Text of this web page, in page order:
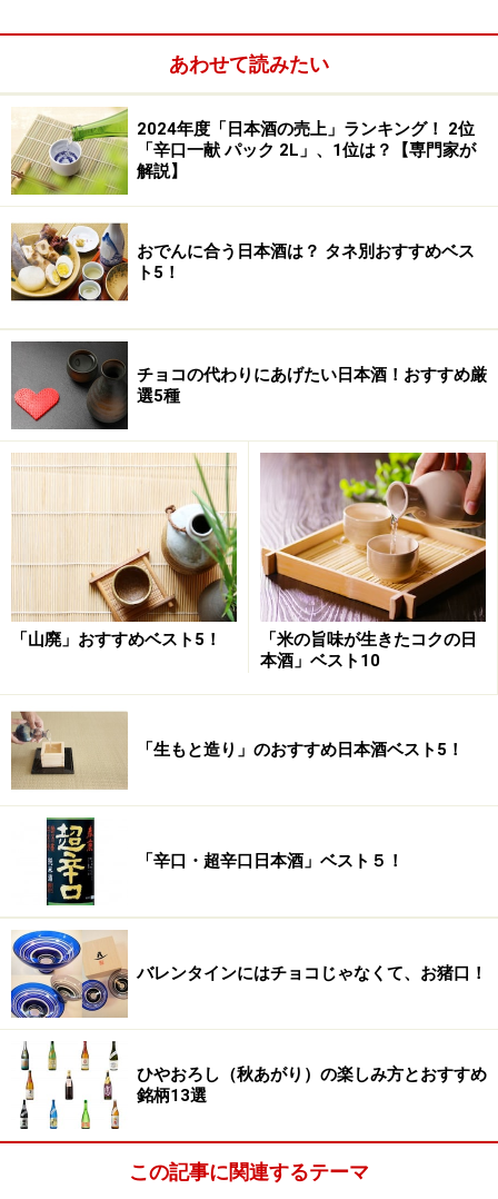
あわせて読みたい
2024年度「日本酒の売上」ランキング！ 2位
「辛口一献 パック 2L」、1位は？【専門家が
解説】
おでんに合う日本酒は？ タネ別おすすめベス
ト5！
チョコの代わりにあげたい日本酒！おすすめ厳
選5種
「山廃」おすすめベスト5！
「米の旨味が生きたコクの日
本酒」ベスト10
「生もと造り」のおすすめ日本酒ベスト5！
「辛口・超辛口日本酒」ベスト５！
バレンタインにはチョコじゃなくて、お猪口！
ひやおろし（秋あがり）の楽しみ方とおすすめ
銘柄13選
この記事に関連するテーマ